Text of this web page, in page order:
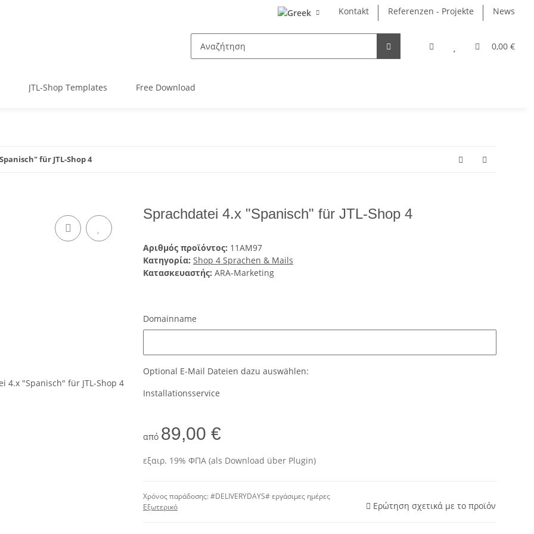
Kontakt Referenzen - Projekte News
0,00 €
JTL-Shop Templates Free Download
für JTL-Shop 4
Sprachdatei 4.x "Spanisch" für JTL-Shop 4
Αριθμός προϊόντος: 11AM97
Κατηγορία: Shop 4 Sprachen & Mails
Κατασκευαστής: ARA-Marketing
Domainname
Optional E-Mail Dateien dazu auswählen:
Installationsservice
από 89,00 €
εξαιρ. 19% ΦΠΑ (als Download über Plugin)
Χρόνος παράδοσης:#DELIVERYDAYS# εργάσιμες ημέρες
Εξωτερικό
Ερώτηση σχετικά με το προϊόν